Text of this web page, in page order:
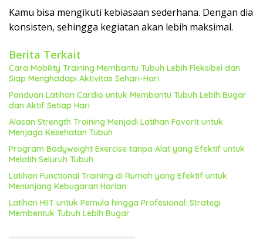
Kamu bisa mengikuti kebiasaan sederhana. Dengan dia
konsisten, sehingga kegiatan akan lebih maksimal.
Berita Terkait
Cara Mobility Training Membantu Tubuh Lebih Fleksibel dan
Siap Menghadapi Aktivitas Sehari-Hari
Panduan Latihan Cardio untuk Membantu Tubuh Lebih Bugar
dan Aktif Setiap Hari
Alasan Strength Training Menjadi Latihan Favorit untuk
Menjaga Kesehatan Tubuh
Program Bodyweight Exercise tanpa Alat yang Efektif untuk
Melatih Seluruh Tubuh
Latihan Functional Training di Rumah yang Efektif untuk
Menunjang Kebugaran Harian
Latihan HIIT untuk Pemula hingga Profesional: Strategi
Membentuk Tubuh Lebih Bugar